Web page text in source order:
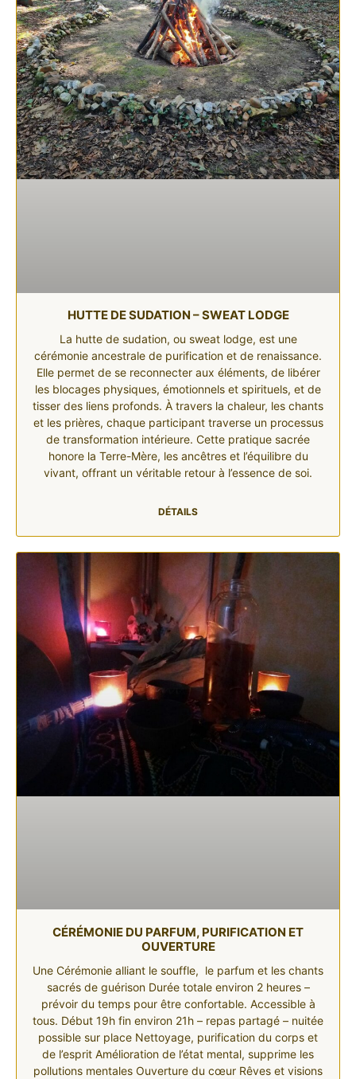
HUTTE DE SUDATION – SWEAT LODGE
La hutte de sudation, ou sweat lodge, est une
cérémonie ancestrale de purification et de renaissance.
Elle permet de se reconnecter aux éléments, de libérer
les blocages physiques, émotionnels et spirituels, et de
tisser des liens profonds. À travers la chaleur, les chants
et les prières, chaque participant traverse un processus
de transformation intérieure. Cette pratique sacrée
honore la Terre-Mère, les ancêtres et l’équilibre du
vivant, offrant un véritable retour à l’essence de soi.
DÉTAILS
CÉRÉMONIE DU PARFUM, PURIFICATION ET
OUVERTURE
Une Cérémonie alliant le souffle, le parfum et les chants
sacrés de guérison Durée totale environ 2 heures –
prévoir du temps pour être confortable. Accessible à
tous. Début 19h fin environ 21h – repas partagé – nuitée
possible sur place Nettoyage, purification du corps et
de l’esprit Amélioration de l’état mental, supprime les
pollutions mentales Ouverture du cœur Rêves et visions